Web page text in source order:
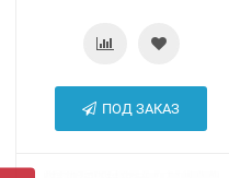
ПОД ЗАКАЗ